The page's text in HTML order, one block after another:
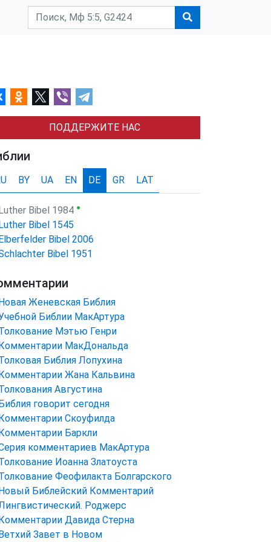
ПОДДЕРЖИТЕ НАС
BY UA EN DE GR LAT
Bibel 1984 ●
Bibel 1545
Bibel 2006
Bibel 1951
Женевская Библия
Библии МакАртура
Мэтью Генри
МакДональда
Библия Лопухина
Жана Кальвина
Августина
говорит сегодня
Скоуфилда
Баркли
комментариев МакАртура
Иоанна Златоуста
Феофилакта Болгарского
Библейский Комментарий
Роджерс
Давида Стерна
Завет в Новом